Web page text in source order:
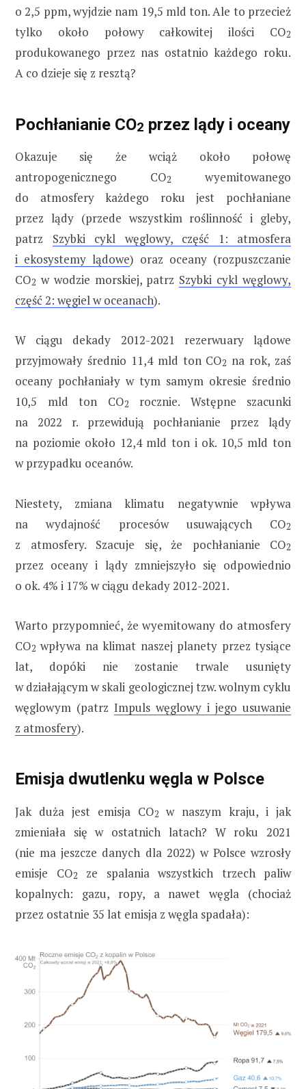
o 2,5 ppm, wyjdzie nam 19,5 mld ton. Ale to przecież
tylko około połowy całkowitej ilości CO2
produkowanego przez nas ostatnio każdego roku.
A co dzieje się z resztą?
Pochłanianie CO2 przez lądy i oceany
Okazuje się że wciąż około połowę
antropogenicznego CO2
wyemitowanego
do atmosfery każdego roku jest pochłaniane
przez lądy (przede wszystkim roślinność i gleby,
patrz Szybki cykl węglowy, część 1: atmosfera
i ekosystemy lądowe) oraz oceany (rozpuszczanie
CO2 w wodzie morskiej, patrz Szybki cykl węglowy,
część 2: węgiel w oceanach).
W ciągu dekady 2012-2021 rezerwuary lądowe
przyjmowały średnio 11,4 mld ton CO2 na rok, zaś
oceany pochłaniały w tym samym okresie średnio
10,5 mld ton CO2
rocznie. Wstępne szacunki
na 2022 r. przewidują pochłanianie przez lądy
na poziomie około 12,4 mld ton i ok. 10,5 mld ton
w przypadku oceanów.
Niestety, zmiana klimatu negatywnie wpływa
na wydajność procesów usuwających CO2
z atmosfery. Szacuje się, że pochłanianie CO2
przez oceany i lądy zmniejszyło się odpowiednio
o ok. 4% i 17% w ciągu dekady 2012-2021.
Warto przypomnieć, że wyemitowany do atmosfery
CO2 wpływa na klimat naszej planety przez tysiące
lat, dopóki nie zostanie trwale usunięty
w działającym w skali geologicznej tzw. wolnym cyklu
węglowym (patrz Impuls węglowy i jego usuwanie
z atmosfery).
Emisja dwutlenku węgla w Polsce
Jak duża jest emisja CO2
w naszym kraju, i jak
zmieniała się w ostatnich latach? W roku 2021
(nie ma jeszcze danych dla 2022) w Polsce wzrosły
emisje CO2
ze spalania wszystkich trzech paliw
kopalnych: gazu, ropy, a nawet węgla (chociaż
przez ostatnie 35 lat emisja z węgla spadała):